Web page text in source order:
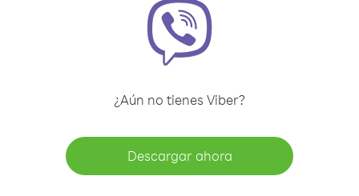
¿Aún no tienes Viber?
Descargar ahora